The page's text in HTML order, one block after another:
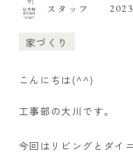
スタッフ
家づくり
こんにちは(^^)
工事部の大川です。
今回はリビングとダイ